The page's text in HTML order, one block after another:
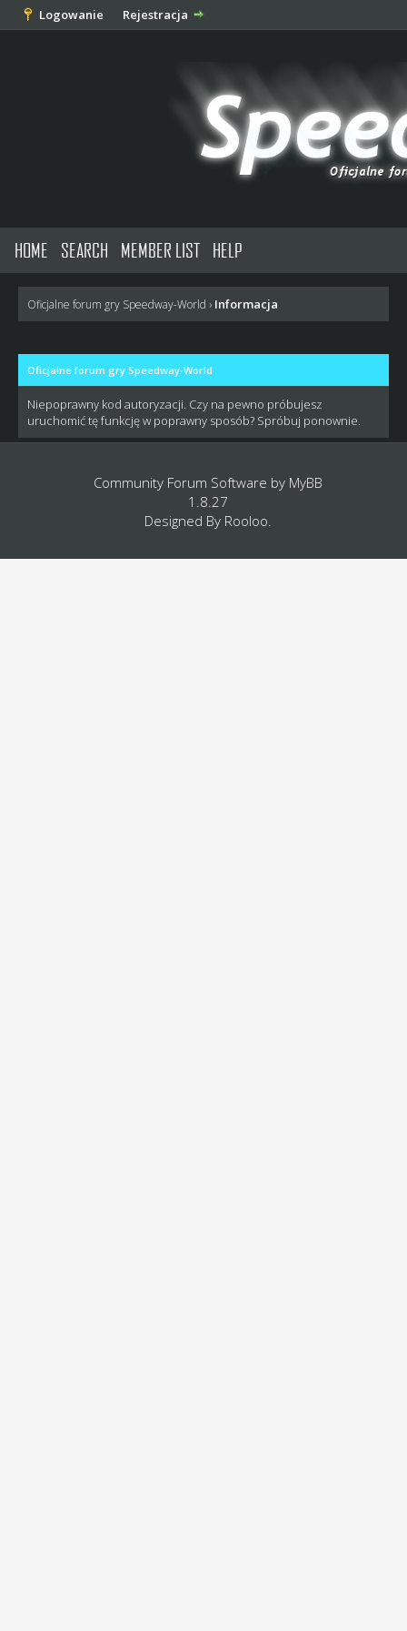
Logowanie Rejestracja
HOME SEARCH MEMBER LIST HELP
Oficjalne forum gry Speedway-World › Informacja
Oficjalne forum gry Speedway-World
Niepoprawny kod autoryzacji. Czy na pewno próbujesz
uruchomić tę funkcję w poprawny sposób? Spróbuj ponownie.
Community Forum Software by MyBB
1.8.27
Designed By Rooloo.